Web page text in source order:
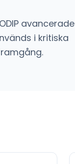
avancerade
i kritiska